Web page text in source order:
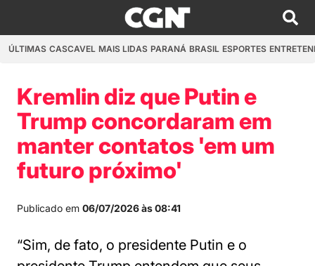
ÚLTIMAS CASCAVEL MAIS LIDAS PARANÁ BRASIL ESPORTES
Kremlin diz que Putin e
Trump concordaram em
manter contatos 'em um
futuro próximo'
Publicado em 06/07/2026 às 08:41
“Sim, de fato, o presidente Putin e o